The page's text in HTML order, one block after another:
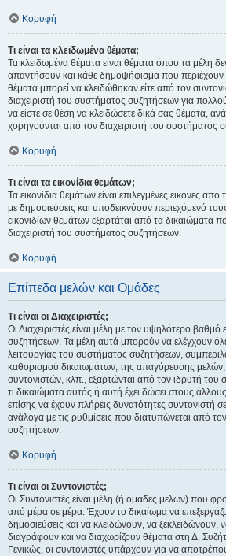
Κορυφή
Τι είναι τα κλειδωμένα θέματα;
Τα κλειδωμένα θέματα είναι θέματα όπου τα μέλη
απαντήσουν και κάθε δημοψήφισμα που περιέχουν
θέματα μπορεί να κλειδώθηκαν είτε από τον
διαχειριστή του συστήματος συζητήσεων για
να είστε σε θέση να κλειδώσετε δικά σας θέματα,
χορηγούνται από τον διαχειριστή του συστήματος
Κορυφή
Τι είναι τα εικονίδια θεμάτων;
Τα εικονίδια θεμάτων είναι επιλεγμένες εικόνες
με δημοσιεύσεις και υποδεικνύουν περιεχόμενό
εικονιδίων θεμάτων εξαρτάται από τα δικαιώματα
διαχειριστή του συστήματος συζητήσεων.
Κορυφή
Επίπεδα μελών και Ομάδες
Τι είναι οι Διαχειριστές;
Οι Διαχειριστές είναι μέλη με τον υψηλότερο
συζητήσεων. Τα μέλη αυτά μπορούν να ελέγχουν
λειτουργίας του συστήματος συζητήσεων,
καθορισμού δικαιωμάτων, της απαγόρευσης
συντονιστών, κλπ., εξαρτώνται από τον ιδρυτή του
τι δικαιώματα αυτός ή αυτή έχει δώσει στους
επίσης να έχουν πλήρεις δυνατότητες συντονιστή
ανάλογα με τις ρυθμίσεις που διατυπώνεται από
συζητήσεων.
Κορυφή
Τι είναι οι Συντονιστές;
Οι Συντονιστές είναι μέλη (ή ομάδες μελών) που
από μέρα σε μέρα. Έχουν το δικαίωμα να
δημοσιεύσεις και να κλειδώνουν, να ξεκλειδώνουν,
διαγράφουν και να διαχωρίζουν θέματα στη Δ.
Γενικώς, οι συντονιστές υπάρχουν για να